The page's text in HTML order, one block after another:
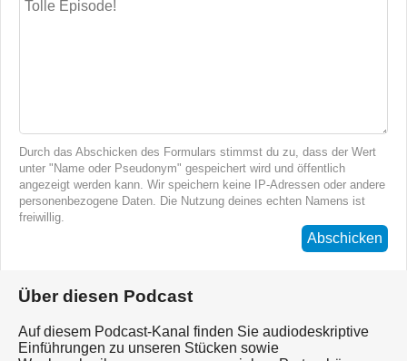
Durch das Abschicken des Formulars stimmst du zu, dass der Wert
unter "Name oder Pseudonym" gespeichert wird und öffentlich
angezeigt werden kann. Wir speichern keine IP-Adressen oder andere
personenbezogene Daten. Die Nutzung deines echten Namens ist
freiwillig.
Abschicken
Über diesen Podcast
Auf diesem Podcast-Kanal finden Sie audiodeskriptive
Einführungen zu unseren Stücken sowie